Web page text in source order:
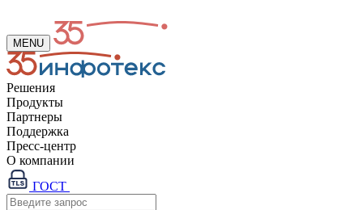
MENU
Решения
Продукты
Партнеры
Поддержка
Пресс-центр
О компании
ГОСТ